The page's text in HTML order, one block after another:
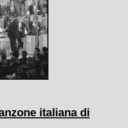
italiana di